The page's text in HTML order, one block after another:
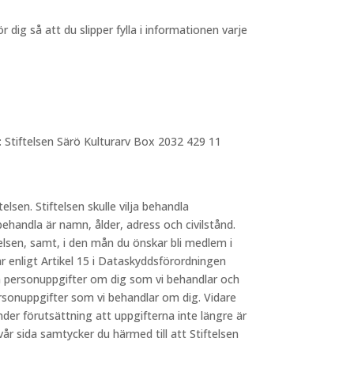
dig så att du slipper fylla i informationen varje
Särö Kulturarv Box 2032 429 11
Stiftelsen skulle vilja behandla
är namn, ålder, adress och civilstånd.
samt, i den mån du önskar bli medlem i
enligt Artikel 15 i Dataskyddsförordningen
om dig som vi behandlar och
som vi behandlar om dig. Vidare
förutsättning att uppgifterna inte längre är
sida samtycker du härmed till att Stiftelsen